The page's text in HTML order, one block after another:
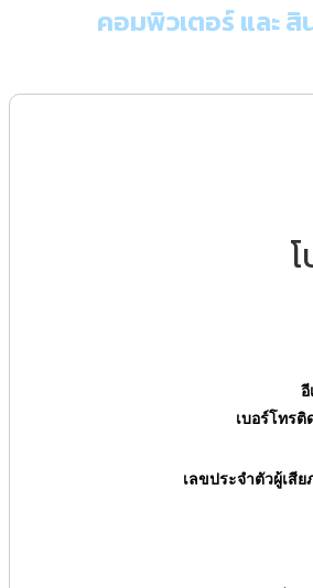
คอมพิวเตอร์ และ สิ
อี
เบอร์โทรติ
เลขประจำตัวผู้เสีย